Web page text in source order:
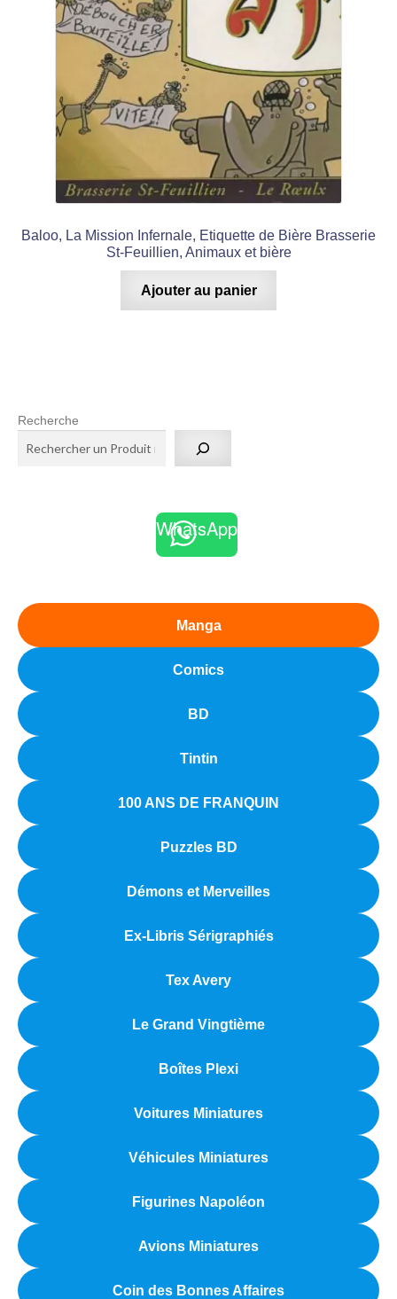
Baloo, La Mission Infernale, Etiquette de Bière Brasserie
St-Feuillien, Animaux et bière
Ajouter au panier
Recherche
WhatsApp
Manga
Comics
BD
Tintin
100 ANS DE FRANQUIN
Puzzles BD
Démons et Merveilles
Ex-Libris Sérigraphiés
Tex Avery
Le Grand Vingtième
Boîtes Plexi
Voitures Miniatures
Véhicules Miniatures
Figurines Napoléon
Avions Miniatures
Coin des Bonnes Affaires